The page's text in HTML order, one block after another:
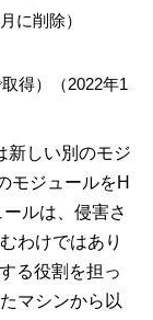
に削除）
得）（2022年1
新しい別のモジ
モジュールをH
ルは、侵害さ
わけではあり
る役割を担っ
マシンから以